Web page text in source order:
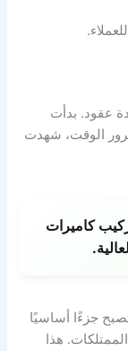
عقود. بدأت
الوقت، شهدت
كاميرات
جزءًا أساسيًا
هذا